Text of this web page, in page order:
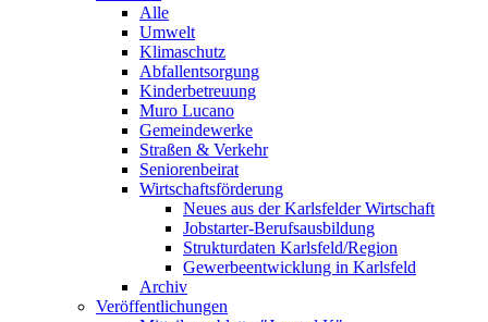
Alle
Umwelt
Klimaschutz
Abfallentsorgung
Kinderbetreuung
Muro Lucano
Gemeindewerke
Straßen & Verkehr
Seniorenbeirat
Wirtschaftsförderung
Neues aus der Karlsfelder Wirtschaft
Jobstarter-Berufsausbildung
Strukturdaten Karlsfeld/Region
Gewerbeentwicklung in Karlsfeld
Archiv
Veröffentlichungen